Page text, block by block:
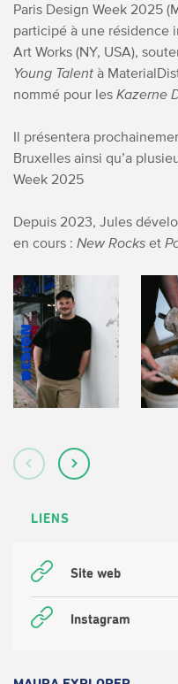
Paris Design Week 2025
participé à une résidence
Art Works (NY, USA),
Young Talent à
nommé pour les Kazerne
Il présentera
Bruxelles ainsi qu’a
Week 2025
Depuis 2023, Jules
en cours : New Rocks et
LIENS
Site web
Instagram